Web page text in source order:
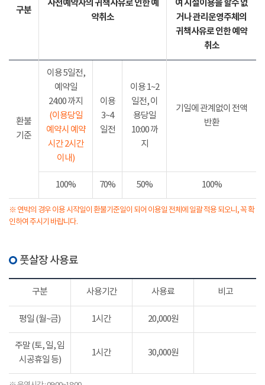
구분
사전예약자의 귀책사유로 인한 예
약취소
여 시설이용을 할수 없
거나 관리운영주체의
귀책사유로 인한 예약
취소
환불
기준
이용 5일전,
예약일
24:00 까지
(이용당일
예약시 예약
시간 2시간
이내)
이용
3~4
일전
이용 1~2
일전, 이
용당일
10:00 까
지
기일에 관계없이 전액
반환
100% 70% 50% 100%
※ 연박의 경우 이용 시작일이 환불기준일이 되어 이용일 전체에 일괄 적용 되오니, 꼭 확
인하여 주시기 바랍니다.
풋살장 사용료
구분 사용기간 사용료 비고
평일 (월~금) 1시간 20,000원
주말 (토, 일, 임
시공휴일 등)
1시간 30,000원